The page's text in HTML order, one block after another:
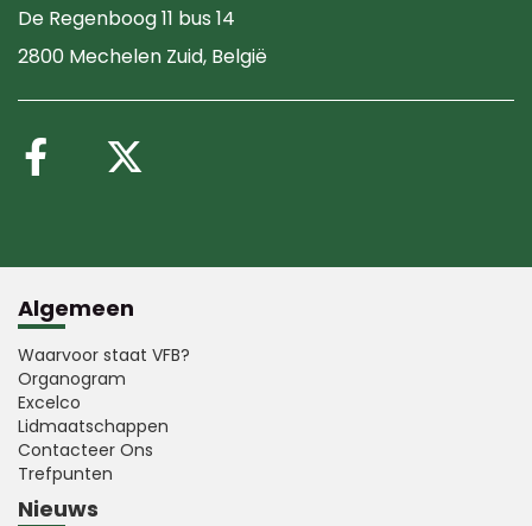
De Regenboog 11 bus 14
2800 Mechelen Zuid, België
Volg ons op Facebook
Algemeen
Waarvoor staat VFB?
Organogram
Excelco
Lidmaatschappen
Contacteer Ons
Trefpunten
Nieuws